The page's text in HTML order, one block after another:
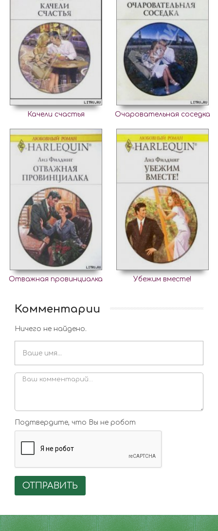
Качели счастья Очаровательная соседка
Отважная провинциалка Убежим вместе!
Комментарии
Ничего не найдено.
Подтвердите, что Вы не робот
ОТПРАВИТЬ